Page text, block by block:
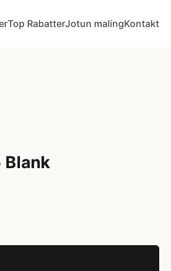
Top RabatterJotun malingKontakt
Blank